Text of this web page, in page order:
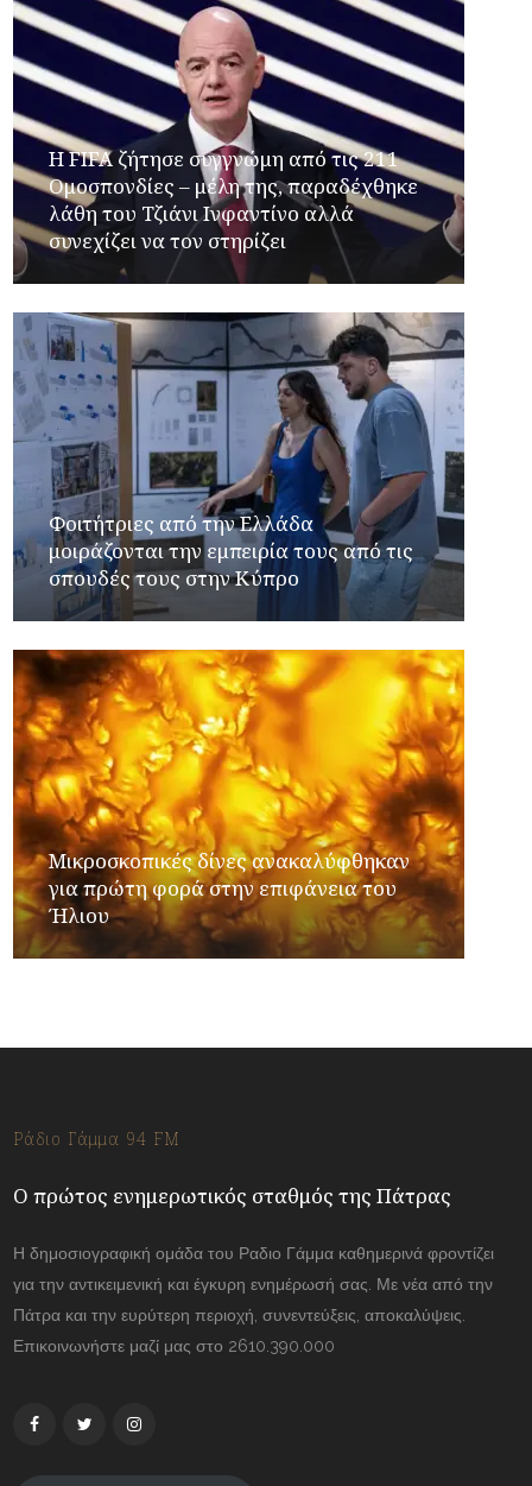
Η FIFA ζήτησε συγγνώμη από τις 211
Ομοσπονδίες – μέλη της, παραδέχθηκε
λάθη του Τζιάνι Ινφαντίνο αλλά
συνεχίζει να τον στηρίζει
Φοιτήτριες από την Ελλάδα
μοιράζονται την εμπειρία τους από τις
σπουδές τους στην Κύπρο
Μικροσκοπικές δίνες ανακαλύφθηκαν
για πρώτη φορά στην επιφάνεια του
Ήλιου
Ράδιο Γάμμα 94 FM
Ο πρώτος ενημερωτικός σταθμός της Πάτρας
Η δημοσιογραφική ομάδα του Ραδιο Γάμμα καθημερινά φροντίζει
για την αντικειμενική και έγκυρη ενημέρωσή σας. Με νέα από την
Πάτρα και την ευρύτερη περιοχή, συνεντεύξεις, αποκαλύψεις.
Επικοινωνήστε μαζί μας στο 2610.390.000